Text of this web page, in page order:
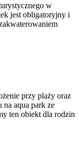
w
jest obligatoryjny i
przy plaży oraz
na aqua park ze
ten obiekt dla rodzin